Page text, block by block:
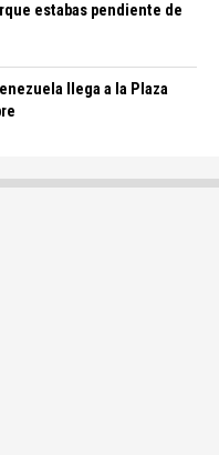
estabas pendiente de
llega a la Plaza